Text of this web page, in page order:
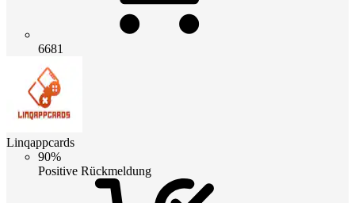
6681
Linqappcards
90%
Positive Rückmeldung